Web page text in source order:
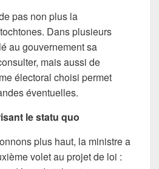
pas non plus la
Dans plusieurs
au gouvernement sa
mais aussi de
électoral choisi permet
éventuelles.
le statu quo
plus haut, la ministre a
volet au projet de loi :